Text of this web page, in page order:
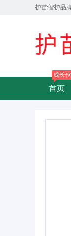
护苗:智护品
首页
成长